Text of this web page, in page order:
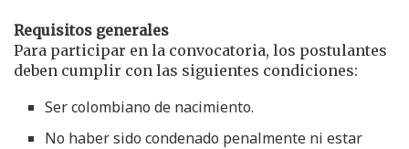
Requisitos generales
Para participar en la convocatoria, los postulantes
deben cumplir con las siguientes condiciones:
Ser colombiano de nacimiento.
No haber sido condenado penalmente ni estar